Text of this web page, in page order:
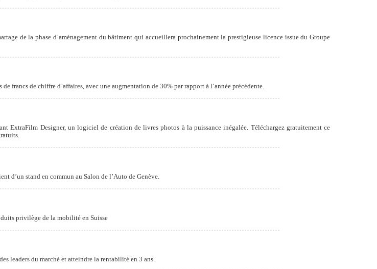
de la phase d’aménagement du bâtiment qui accueillera prochainement la prestigieuse licence issue du Groupe
francs de chiffre d’affaires, avec une augmentation de 30% par rapport à l’année précédente.
ExtraFilm Designer, un logiciel de création de livres photos à la puissance inégalée. Téléchargez gratuitement ce
d’un stand en commun au Salon de l’Auto de Genève.
privilège de la mobilité en Suisse
leaders du marché et atteindre la rentabilité en 3 ans.